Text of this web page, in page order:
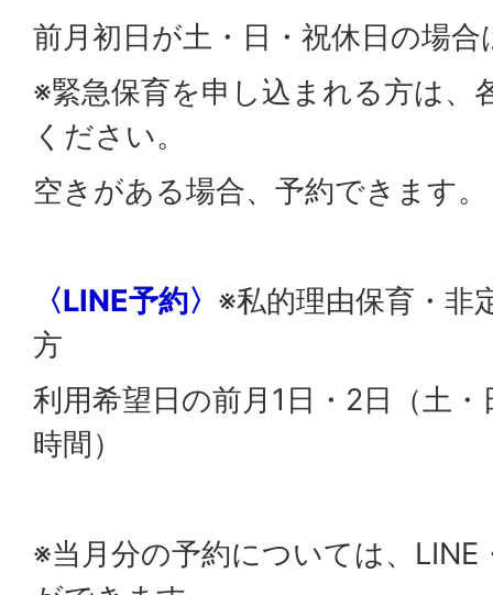
前月初日が土・日・祝休日の場
※緊急保育を申し込まれる方は、
ください。
空きがある場合、予約できます。
〈LINE予約〉 ※私的理由保育・非
方
利用希望日の前月1日・2日（土
時間）
※当月分の予約については、